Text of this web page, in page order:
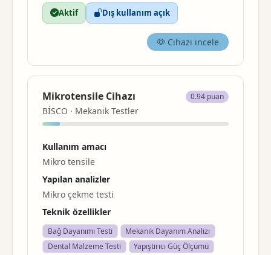
Aktif Dış kullanım açık
Cihazı incele
Mikrotensile Cihazı
BİSCO · Mekanik Testler
0.94 puan
Kullanım amacı
Mikro tensile
Yapılan analizler
Mikro çekme testi
Teknik özellikler
Bağ Dayanımı Testi
Mekanik Dayanım Analizi
Dental Malzeme Testi
Yapıştırıcı Güç Ölçümü